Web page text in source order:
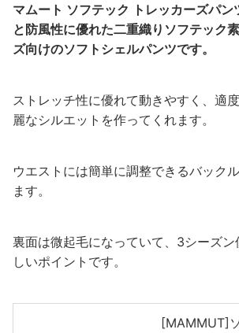
マムート ソフテック トレッカーズパン
と防風性に優れた二重織りソフテック
ズ向けのソフトシェルパンツです。
ストレッチ性に優れて動きやすく、適
麗なシルエットを作ってくれます。
ウエストには簡単に調整できるバック
ます。
裏面は微起毛になっていて、3シーズ
しいポイントです。
[MAMMUT]